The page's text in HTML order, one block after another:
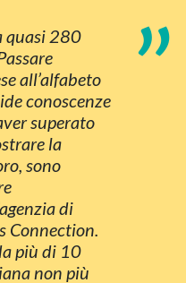
quasi 280
all’alfabeto
conoscenze
superato
la
sono
di
Connection.
più di 10
non più
”